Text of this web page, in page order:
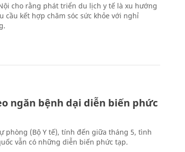
cho rằng phát triển du lịch y tế là xu hướng
cầu kết hợp chăm sóc sức khỏe với nghỉ
ngăn bệnh dại diễn biến phức
phòng (Bộ Y tế), tính đến giữa tháng 5, tình
vẫn có những diễn biến phức tạp.